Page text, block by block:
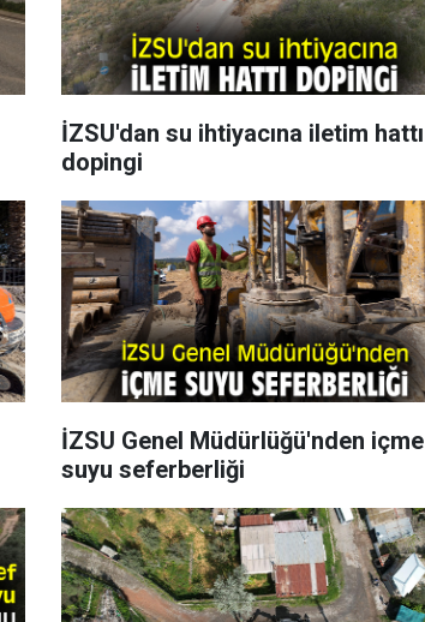
İZSU'dan su ihtiyacına iletim hattı
dopingi
İZSU Genel Müdürlüğü'nden içme
suyu seferberliği